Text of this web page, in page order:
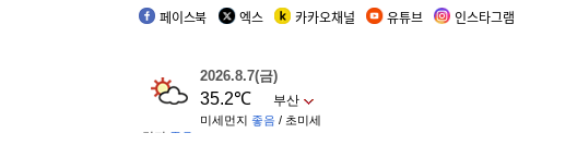
페이스북 엑스 카카오채널 유튜브 인스타그램